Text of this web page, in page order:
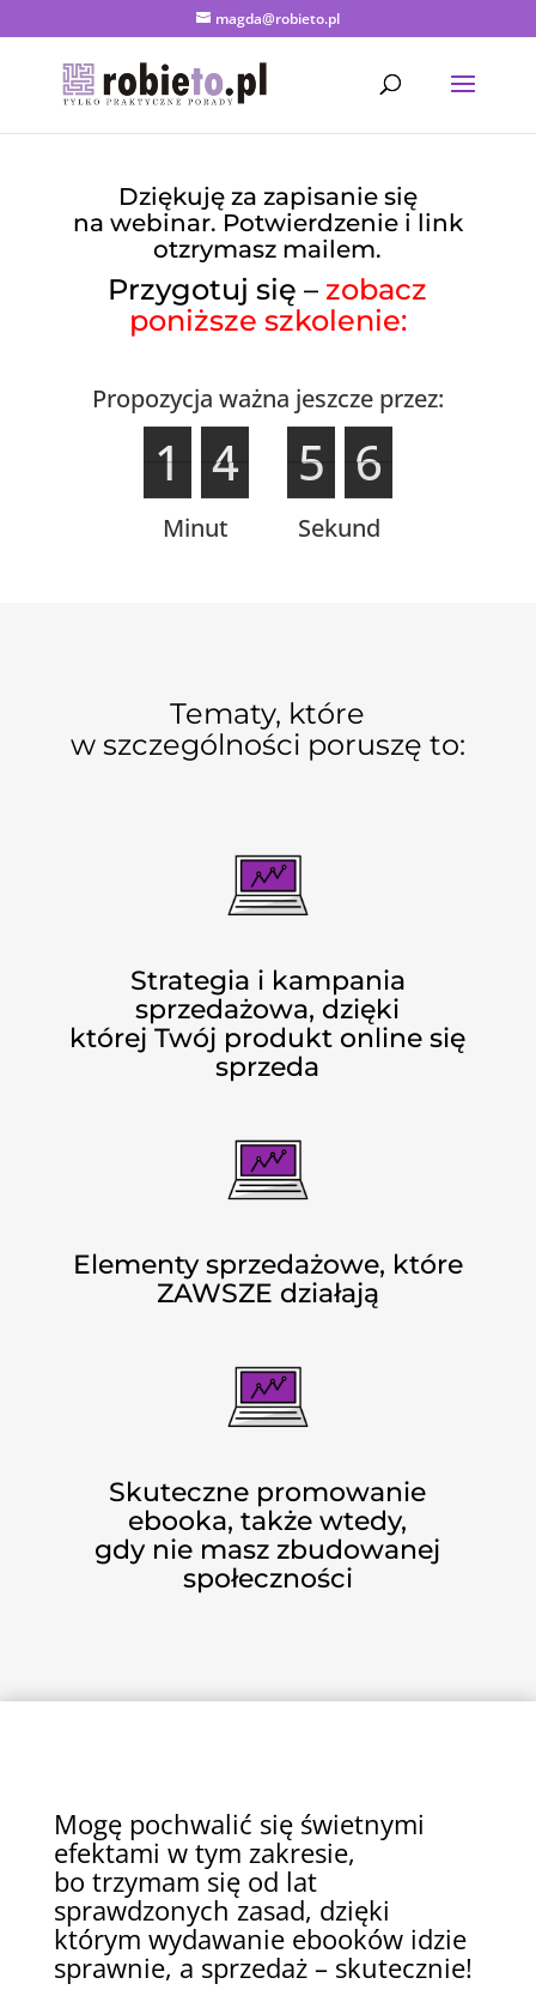
magda@robieto.pl
Dziękuję za zapisanie się
na webinar. Potwierdzenie i link
otzrymasz mailem.
Przygotuj się – zobacz
poniższe szkolenie:
Propozycja ważna jeszcze przez:
1
1 4
4
Minut
5
5 6
5
5
6
Sekund
Tematy, które
w szczególności poruszę to:
Strategia i kampania
sprzedażowa, dzięki
której Twój produkt online się
sprzeda
Elementy sprzedażowe, które
ZAWSZE działają
Skuteczne promowanie
ebooka, także wtedy,
gdy nie masz zbudowanej
społeczności
Mogę pochwalić się świetnymi
efektami w tym zakresie,
bo trzymam się od lat
sprawdzonych zasad, dzięki
którym wydawanie ebooków idzie
sprawnie, a sprzedaż – skutecznie!